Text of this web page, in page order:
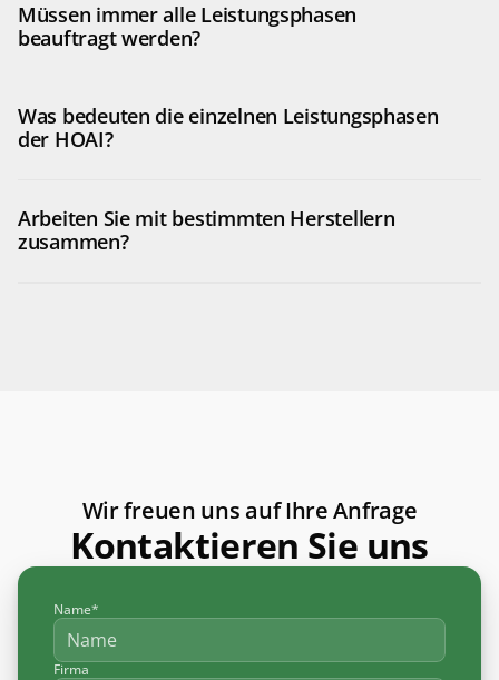
Müssen immer alle Leistungsphasen
beauftragt werden?
Was bedeuten die einzelnen Leistungsphasen
der HOAI?
Arbeiten Sie mit bestimmten Herstellern
zusammen?
Wir freuen uns auf Ihre Anfrage
Kontaktieren Sie uns
Name*
Firma